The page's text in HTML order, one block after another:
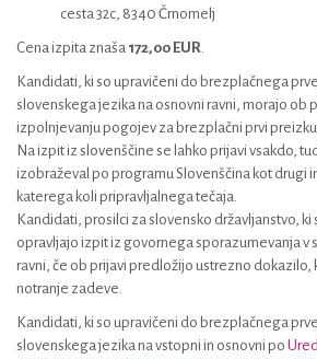
cesta 32c, 8340 Črnomelj
Cena izpita znaša 172,00 EUR.
Kandidati, ki so upravičeni do brezplačnega
slovenskega jezika na osnovni ravni, morajo ob
izpolnjevanju pogojev za brezplačni prvi
Na izpit iz slovenščine se lahko prijavi vsakdo,
izobraževal po programu Slovenščina kot drugi
katerega koli pripravljalnega tečaja.
Kandidati, prosilci za slovensko državljanstvo,
opravljajo izpit iz govornega sporazumevanja v
ravni, če ob prijavi predložijo ustrezno dokazilo,
notranje zadeve.
Kandidati, ki so upravičeni do brezplačnega
slovenskega jezika na vstopni in osnovni po